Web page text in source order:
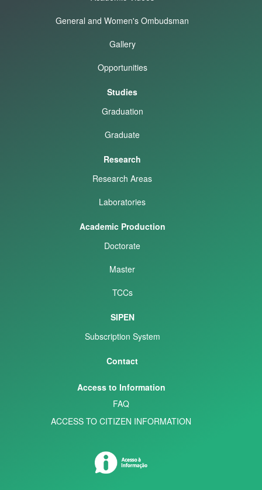
General and Women's Ombudsman
Gallery
Opportunities
Studies
Graduation
Graduate
Research
Research Areas
Laboratories
Academic Production
Doctorate
Master
TCCs
SIPEN
Subscription System
Contact
Access to Information
FAQ
ACCESS TO CITIZEN INFORMATION